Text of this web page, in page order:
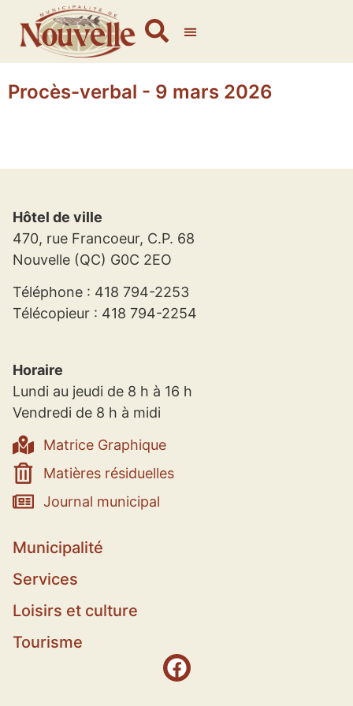
Procès-verbal - 9 mars 2026
Hôtel de ville
470, rue Francoeur, C.P. 68
Nouvelle (QC) G0C 2EO
Téléphone : 418 794-2253
Télécopieur : 418 794-2254
Horaire
Lundi au jeudi de 8 h à 16 h
Vendredi de 8 h à midi
Matrice Graphique
Matières résiduelles
Journal municipal
Municipalité
Services
Loisirs et culture
Tourisme